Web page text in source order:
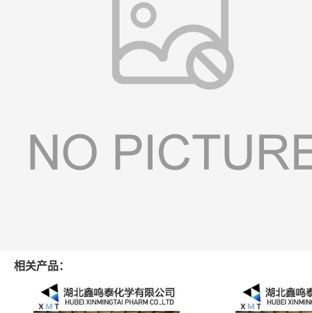
相关产品：